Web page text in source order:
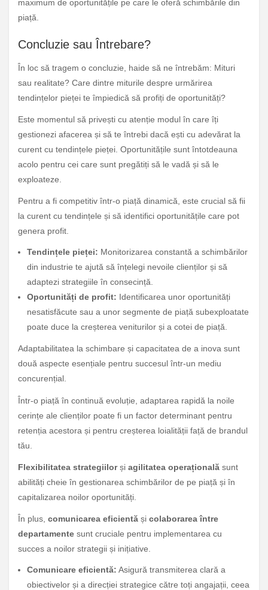
maximum de oportunitățile pe care le oferă schimbările din
piață.
Concluzie sau Întrebare?
În loc să tragem o concluzie, haide să ne întrebăm: Mituri
sau realitate? Care dintre miturile despre urmărirea
tendințelor pieței te împiedică să profiți de oportunități?
Este momentul să privești cu atenție modul în care îți
gestionezi afacerea și să te întrebi dacă ești cu adevărat la
curent cu tendințele pieței. Oportunitățile sunt întotdeauna
acolo pentru cei care sunt pregătiți să le vadă și să le
exploateze.
Pentru a fi competitiv într-o piață dinamică, este crucial să fii
la curent cu tendințele și să identifici oportunitățile care pot
genera profit.
Tendințele pieței: Monitorizarea constantă a schimbărilor
din industrie te ajută să înțelegi nevoile clienților și să
adaptezi strategiile în consecință.
Oportunități de profit: Identificarea unor oportunități
nesatisfăcute sau a unor segmente de piață subexploatate
poate duce la creșterea veniturilor și a cotei de piață.
Adaptabilitatea la schimbare și capacitatea de a inova sunt
două aspecte esențiale pentru succesul într-un mediu
concurențial.
Într-o piață în continuă evoluție, adaptarea rapidă la noile
cerințe ale clienților poate fi un factor determinant pentru
retenția acestora și pentru creșterea loialității față de brandul
tău.
Flexibilitatea strategiilorși agilitatea operațională sunt
abilități cheie în gestionarea schimbărilor de pe piață și în
capitalizarea noilor oportunități.
În plus, comunicarea eficientă și colaborarea între
departamente sunt cruciale pentru implementarea cu
succes a noilor strategii și inițiative.
Comunicare eficientă: Asigură transmiterea clară a
obiectivelor și a direcției strategice către toți angajații, ceea